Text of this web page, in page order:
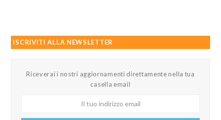
ISCRIVITI ALLA NEWSLETTER
Riceverai i nostri aggiornamenti direttamente nella tua
casella email